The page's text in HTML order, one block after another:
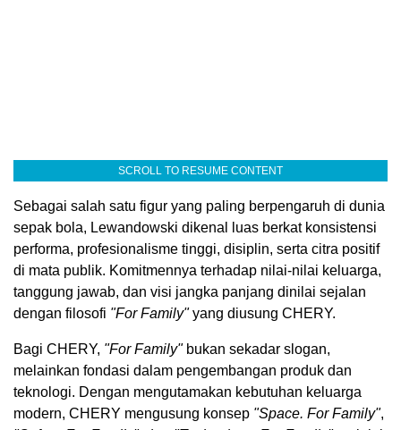
SCROLL TO RESUME CONTENT
Sebagai salah satu figur yang paling berpengaruh di dunia
sepak bola, Lewandowski dikenal luas berkat konsistensi
performa, profesionalisme tinggi, disiplin, serta citra positif
di mata publik. Komitmennya terhadap nilai-nilai keluarga,
tanggung jawab, dan visi jangka panjang dinilai sejalan
dengan filosofi "For Family"yang diusung CHERY.
Bagi CHERY, "For Family"bukan sekadar slogan,
melainkan fondasi dalam pengembangan produk dan
teknologi. Dengan mengutamakan kebutuhan keluarga
modern, CHERY mengusung konsep "Space. For Family",